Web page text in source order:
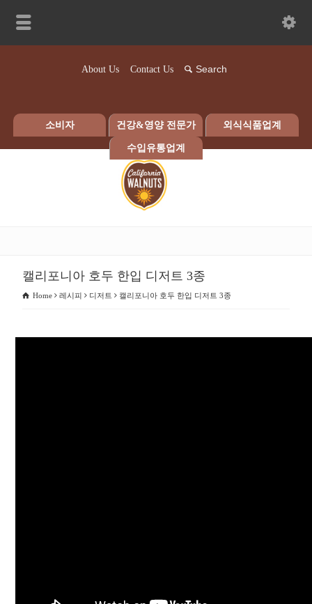
About Us Contact Us
소비자 건강&영양 전문가 외식식품업계
수입유통업계
캘리포니아 호두 한입 디저트 3종
Home 레시피 디저트 캘리포니아 호두 한입 디저트 3종